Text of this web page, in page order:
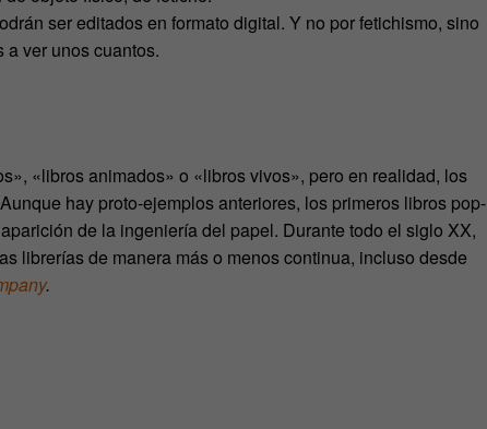
ser editados en formato digital. Y no por fetichismo, sino
a ver unos cuantos.
«libros animados» o «libros vivos», pero en realidad, los
hay proto-ejemplos anteriores, los primeros libros pop-
de la ingeniería del papel. Durante todo el siglo XX,
librerías de manera más o menos continua, incluso desde
.